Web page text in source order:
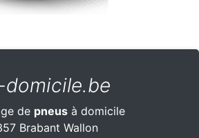
de pneus à domicile
Brabant Wallon